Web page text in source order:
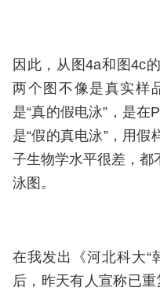
因此，从图4a和图4c
两个图不像是真实样
是“真的假电泳”，是
是“假的真电泳”，用
子生物学水平很差，都
泳图。
在我发出《河北科大“
后，昨天有人宣称已